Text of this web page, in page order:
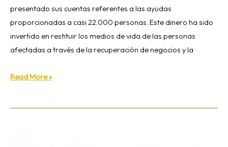
presentado sus cuentas referentes a las ayudas
proporcionadas a casi 22.000 personas. Este dinero ha sido
invertido en restituir los medios de vida de las personas
afectadas a través de la recuperación de negocios y la
Read More »